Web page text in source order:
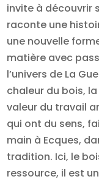
invite à découvrir
raconte une
une nouvelle
matière avec
l’univers de La
chaleur du bois,
valeur du travail
qui ont du sens,
main à Ecques,
tradition. Ici, le
ressource, il est